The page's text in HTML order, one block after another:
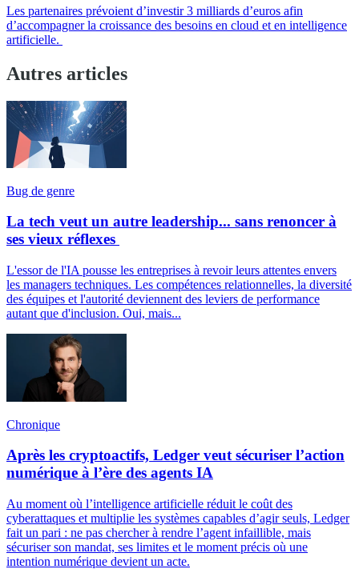
Les partenaires prévoient d’investir 3 milliards d’euros afin
d’accompagner la croissance des besoins en cloud et en intelligence
artificielle.
Autres articles
Bug de genre
La tech veut un autre leadership... sans renoncer à
ses vieux réflexes
L'essor de l'IA pousse les entreprises à revoir leurs attentes envers
les managers techniques. Les compétences relationnelles, la diversité
des équipes et l'autorité deviennent des leviers de performance
autant que d'inclusion. Oui, mais...
Chronique
Après les cryptoactifs, Ledger veut sécuriser l’action
numérique à l’ère des agents IA
Au moment où l’intelligence artificielle réduit le coût des
cyberattaques et multiplie les systèmes capables d’agir seuls, Ledger
fait un pari : ne pas chercher à rendre l’agent infaillible, mais
sécuriser son mandat, ses limites et le moment précis où une
intention numérique devient un acte.